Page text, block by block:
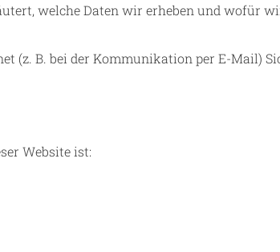
welche Daten wir erheben und wofür
(z. B. bei der Kommunikation per E-Mail)
Website ist: